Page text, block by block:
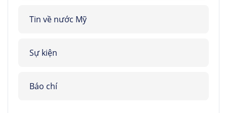
Tin về nước Mỹ
Sự kiện
Báo chí